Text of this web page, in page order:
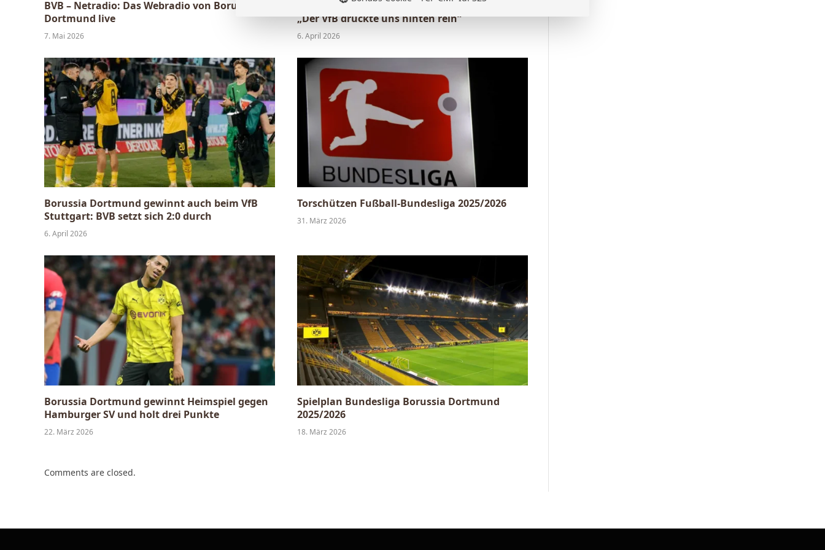
BVB – Netradio: Das Webradio von Borussia
Dortmund live
7. Mai 2026
Nico Schlotterbeck nach dem Sieg in Stuttgart:
„Der VfB drückte uns hinten rein“
6. April 2026
Borussia Dortmund gewinnt auch beim VfB
Stuttgart: BVB setzt sich 2:0 durch
6. April 2026
Torschützen Fußball-Bundesliga 2025/2026
31. März 2026
Borussia Dortmund gewinnt Heimspiel gegen
Hamburger SV und holt drei Punkte
22. März 2026
Spielplan Bundesliga Borussia Dortmund
2025/2026
18. März 2026
Comments are closed.